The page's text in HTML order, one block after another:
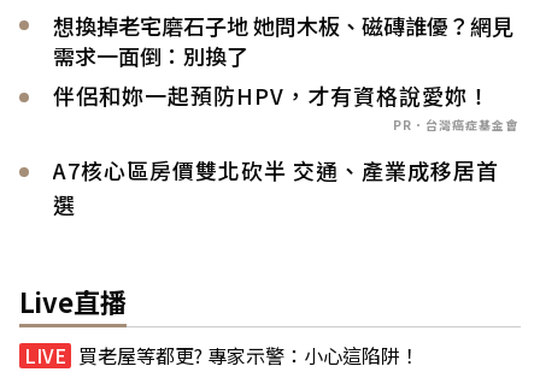
想換掉老宅磨石子地 她問木板、磁磚誰優？網見
需求一面倒：別換了
伴侶和妳一起預防HPV，才有資格說愛妳！
PR．台灣癌症基金會
A7核心區房價雙北砍半 交通、產業成移居首
選
Live直播
買老屋等都更? 專家示警：小心這陷阱！